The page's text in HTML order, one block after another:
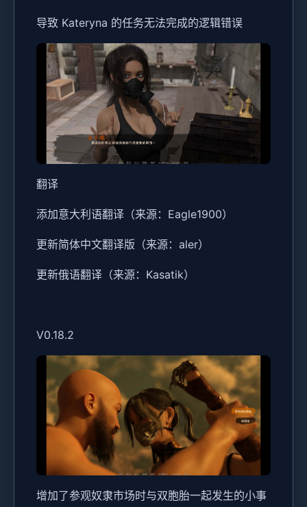
导致 Kateryna 的任务无法完成的逻辑错误
翻译
添加意大利语翻译（来源：Eagle1900）
更新简体中文翻译版（来源：aler）
更新俄语翻译（来源：Kasatik）
V0.18.2
增加了参观奴隶市场时与双胞胎一起发生的小事